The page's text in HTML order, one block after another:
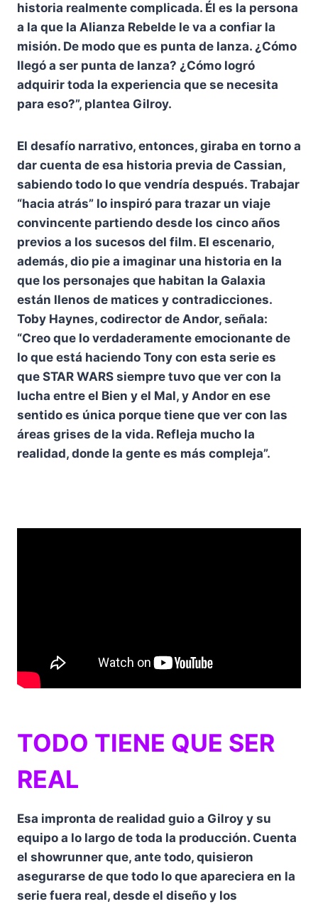
historia realmente complicada. Él es la persona
a la que la Alianza Rebelde le va a confiar la
misión. De modo que es punta de lanza. ¿Cómo
llegó a ser punta de lanza? ¿Cómo logró
adquirir toda la experiencia que se necesita
para eso?”, plantea Gilroy.
El desafío narrativo, entonces, giraba en torno a
dar cuenta de esa historia previa de Cassian,
sabiendo todo lo que vendría después. Trabajar
“hacia atrás” lo inspiró para trazar un viaje
convincente partiendo desde los cinco años
previos a los sucesos del film. El escenario,
además, dio pie a imaginar una historia en la
que los personajes que habitan la Galaxia
están llenos de matices y contradicciones.
Toby Haynes, codirector de Andor, señala:
“Creo que lo verdaderamente emocionante de
lo que está haciendo Tony con esta serie es
que STAR WARS siempre tuvo que ver con la
lucha entre el Bien y el Mal, y Andor en ese
sentido es única porque tiene que ver con las
áreas grises de la vida. Refleja mucho la
realidad, donde la gente es más compleja”.
TODO TIENE QUE SER
REAL
Esa impronta de realidad guio a Gilroy y su
equipo a lo largo de toda la producción. Cuenta
el showrunner que, ante todo, quisieron
asegurarse de que todo lo que apareciera en la
serie fuera real, desde el diseño y los